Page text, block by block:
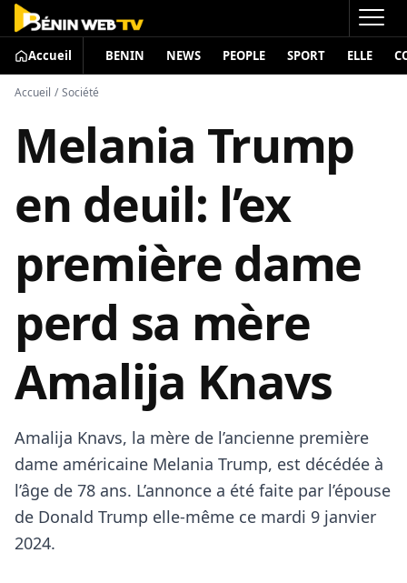
Accueil BENIN NEWS PEOPLE SPORT ELLE
Accueil / Société
Melania Trump
en deuil: l’ex
première dame
perd sa mère
Amalija Knavs
Amalija Knavs, la mère de l’ancienne première
dame américaine Melania Trump, est décédée à
l’âge de 78 ans. L’annonce a été faite par l’épouse
de Donald Trump elle-même ce mardi 9 janvier
2024.